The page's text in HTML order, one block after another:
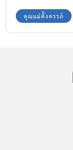
คุณแม่ตั้งครรภ์